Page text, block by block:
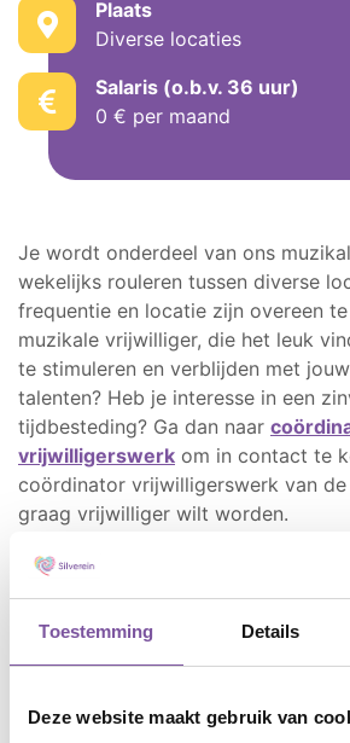
Toestemming Details
Deze website maakt gebruik van
Plaats
Diverse locaties
Salaris (o.b.v. 36 uur)
0 € per maand
Je wordt onderdeel van ons
wekelijks rouleren tussen diverse
frequentie en locatie zijn overeen
muzikale vrijwilliger, die het leuk
te stimuleren en verblijden met
talenten? Heb je interesse in een
tijdbesteding? Ga dan naar
vrijwilligerswerk om in contact te
coördinator vrijwilligerswerk van
graag vrijwilliger wilt worden.